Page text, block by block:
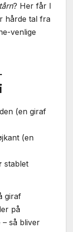
? Her får I
hårde tal fra
venlige
(en giraf
(en
stablet
giraf
på
– så bliver